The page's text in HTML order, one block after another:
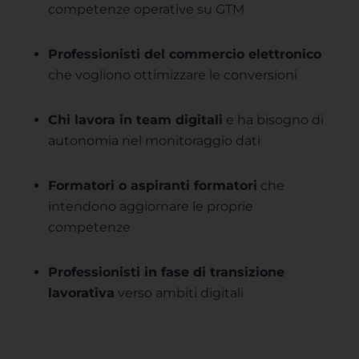
competenze operative su GTM
Professionisti del commercio elettronico
che vogliono ottimizzare le conversioni
Chi lavora in team digitali e ha bisogno di
autonomia nel monitoraggio dati
Formatori o aspiranti formatori che
intendono aggiornare le proprie
competenze
Professionisti in fase di transizione
lavorativa verso ambiti digitali